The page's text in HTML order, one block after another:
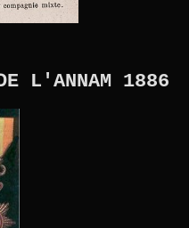
L'ANNAM 1886